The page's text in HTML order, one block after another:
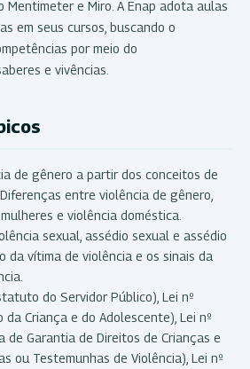
Mentimeter e Miro. A Enap adota aulas
em seus cursos, buscando o
por meio do
e vivências.
de gênero a partir dos conceitos de
entre violência de gênero,
e violência doméstica.
sexual, assédio sexual e assédio
da vítima de violência e os sinais da
do Servidor Público), Lei nº
Criança e do Adolescente), Lei nº
de Garantia de Direitos de Crianças e
ou Testemunhas de Violência), Lei nº